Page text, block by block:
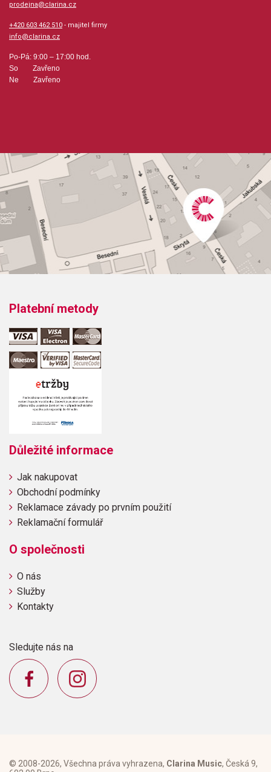
prodejna@clarina.cz
+420 603 462 510 - majitel firmy
info@clarina.cz
Po-Pá: 9:00 – 17:00 hod.
So Zavřeno
Ne Zavřeno
Platební metody
Důležité informace
Jak nakupovat
Obchodní podmínky
Reklamace závady po prvním použití
Reklamační formulář
O společnosti
O nás
Služby
Kontakty
Sledujte nás na
© 2008-2026, Všechna práva vyhrazena, Clarina Music, Česká 9,